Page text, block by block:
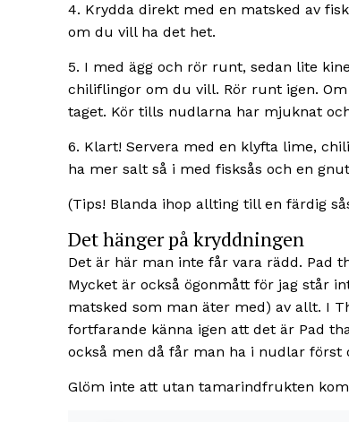
4. Krydda direkt med en matsked av
om du vill ha det het.
5. I med ägg och rör runt, sedan lite
chiliflingor om du vill. Rör runt igen.
taget. Kör tills nudlarna har mjuknat
6. Klart! Servera med en klyfta lime,
ha mer salt så i med fisksås och en
(Tips! Blanda ihop allting till en färdig
Det hänger på kryddningen
Det är här man inte får vara rädd. Pad
Mycket är också ögonmått för jag står
matsked som man äter med) av allt. I
fortfarande känna igen att det är Pad
också men då får man ha i nudlar först
Glöm inte att utan tamarindfrukten